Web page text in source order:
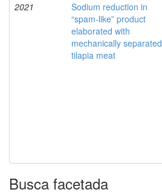
2021
Sodium reduction in
“spam-like” product
elaborated with
mechanically separated
tilapia meat
Busca facetada